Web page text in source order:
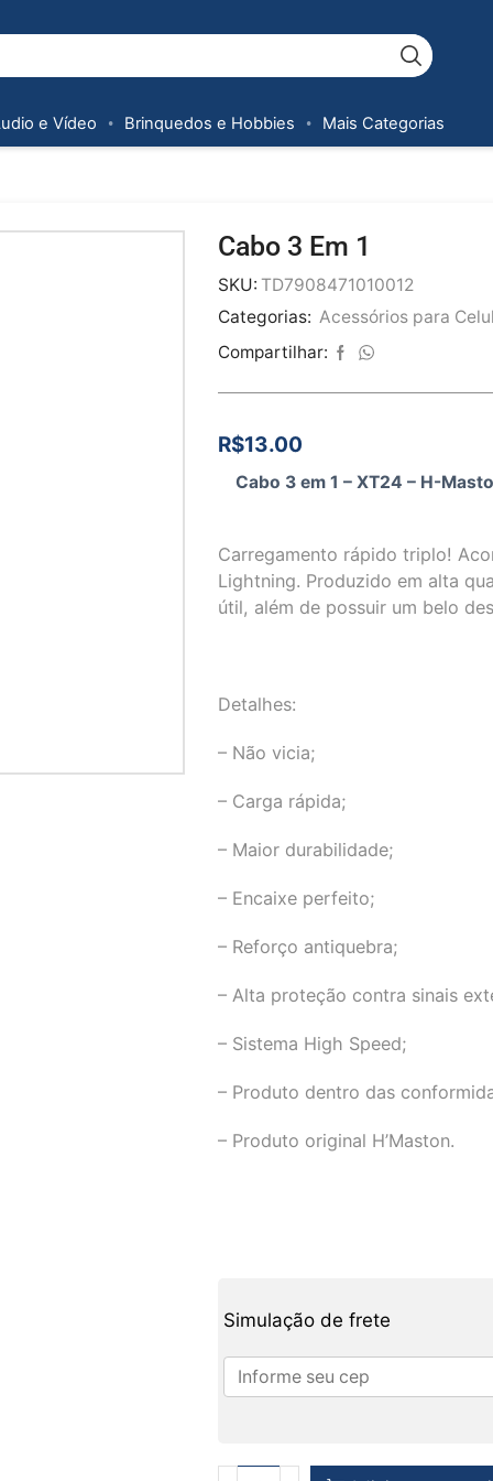
e Vídeo Brinquedos e Hobbies Mais Categorias
Cabo 3 Em 1
SKU: TD7908471010012
Categorias: Acessórios para
Compartilhar:
R$13.00
Cabo 3 em 1 – XT24 – H-
Carregamento rápido triplo!
Lightning. Produzido em alta
útil, além de possuir um belo
Detalhes:
– Não vicia;
– Carga rápida;
– Maior durabilidade;
– Encaixe perfeito;
– Reforço antiquebra;
– Alta proteção contra sinais
– Sistema High Speed;
– Produto dentro das
– Produto original H’Maston.
Simulação de frete